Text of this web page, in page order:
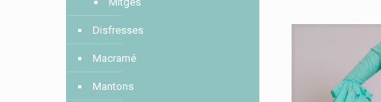
Disfresses
Macramé
Mantons